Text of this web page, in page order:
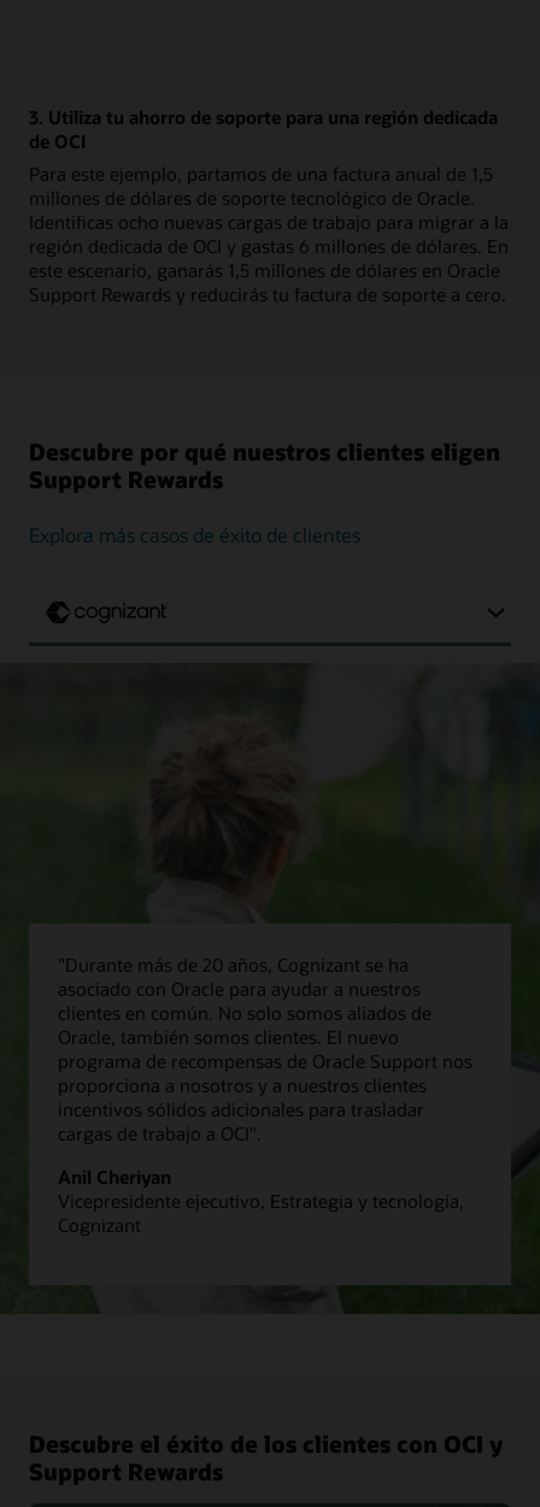
3. Utiliza tu ahorro de soporte para una región dedicada
de OCI
Para este ejemplo, partamos de una factura anual de 1,5
millones de dólares de soporte tecnológico de Oracle.
Identificas ocho nuevas cargas de trabajo para migrar a la
región dedicada de OCI y gastas 6 millones de dólares. En
este escenario, ganarás 1,5 millones de dólares en Oracle
Support Rewards y reducirás tu factura de soporte a cero.
Descubre por qué nuestros clientes eligen
Support Rewards
Explora más casos de éxito de clientes
"Durante más de 20 años, Cognizant se ha
asociado con Oracle para ayudar a nuestros
clientes en común. No solo somos aliados de
Oracle, también somos clientes. El nuevo
programa de recompensas de Oracle Support nos
proporciona a nosotros y a nuestros clientes
incentivos sólidos adicionales para trasladar
cargas de trabajo a OCI".
Anil Cheriyan
Vicepresidente ejecutivo, Estrategia y tecnología,
Cognizant
Descubre el éxito de los clientes con OCI y
Support Rewards